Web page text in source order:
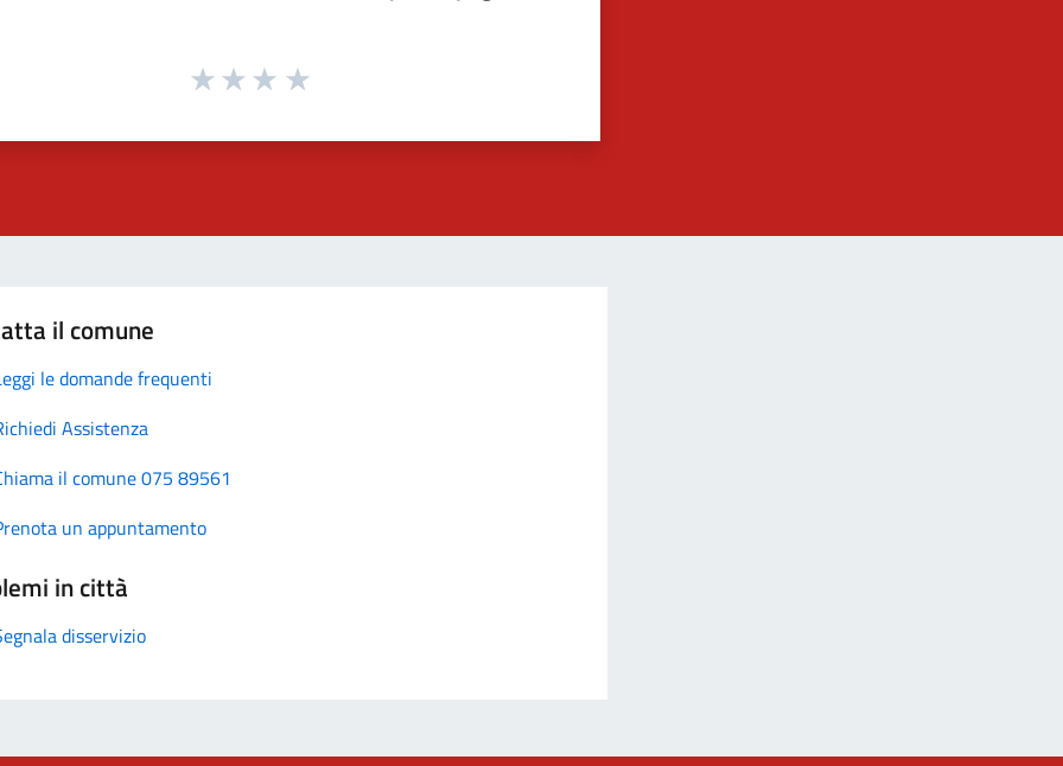
il comune
le domande frequenti
Assistenza
il comune 075 89561
un appuntamento
in città
disservizio